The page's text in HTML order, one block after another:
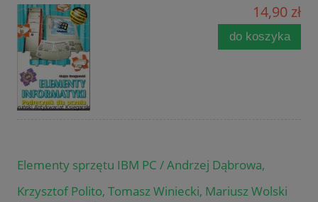
14,90 zł
do koszyka
Elementy sprzętu IBM PC / Andrzej Dąbrowa,
Krzysztof Polito, Tomasz Winiecki, Mariusz Wolski